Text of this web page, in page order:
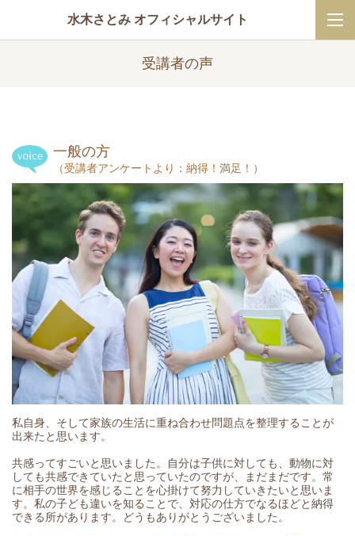
水木さとみ オフィシャルサイト
受講者の声
一般の方
（受講者アンケートより：納得！満足！）
私自身、そして家族の生活に重ね合わせ問題点を整理することが
出来たと思います。
共感ってすごいと思いました。自分は子供に対しても、動物に対
しても共感できていたと思っていたのですが、まだまだです。常
に相手の世界を感じることを心掛けて努力していきたいと思いま
す。私の子ども違いを知ることで、対応の仕方でなるほどと納得
できる所があります。どうもありがとうございました。